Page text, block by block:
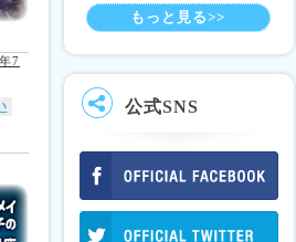
7
もっと見る>>
公式SNS